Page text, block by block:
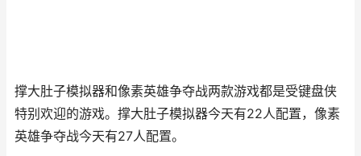
撑大肚子模拟器和像素英雄争夺战两款游戏都是受键盘侠
特别欢迎的游戏。撑大肚子模拟器今天有22人配置，像素
英雄争夺战今天有27人配置。